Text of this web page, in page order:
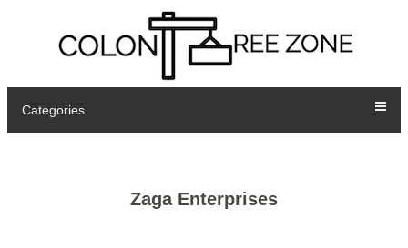
Categories
Zaga Enterprises